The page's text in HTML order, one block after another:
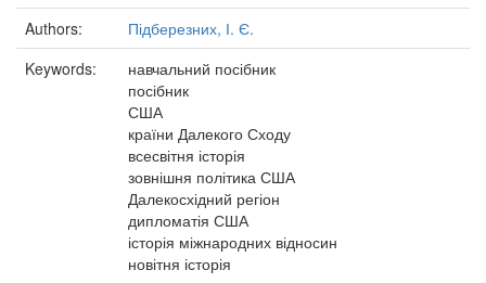
Authors:
Підберезних, І. Є.
Keywords:
навчальний посібник
посібник
США
країни Далекого Сходу
всесвітня історія
зовнішня політика США
Далекосхідний регіон
дипломатія США
історія міжнародних відносин
новітня історія